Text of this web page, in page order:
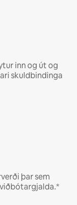
inn og út og
skuldbindinga
þar sem